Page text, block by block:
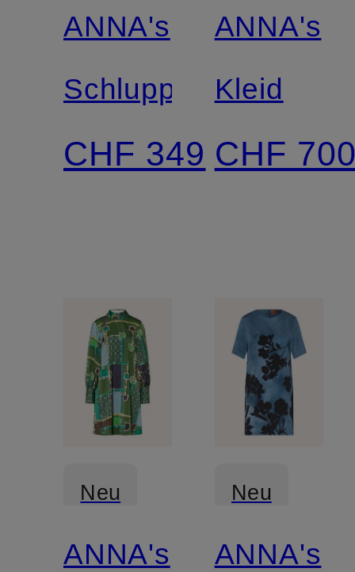
ANNA's
Schluppenkleid
CHF 349
ANNA's
Kleid
CHF
Neu
ANNA's
Neu
ANNA's